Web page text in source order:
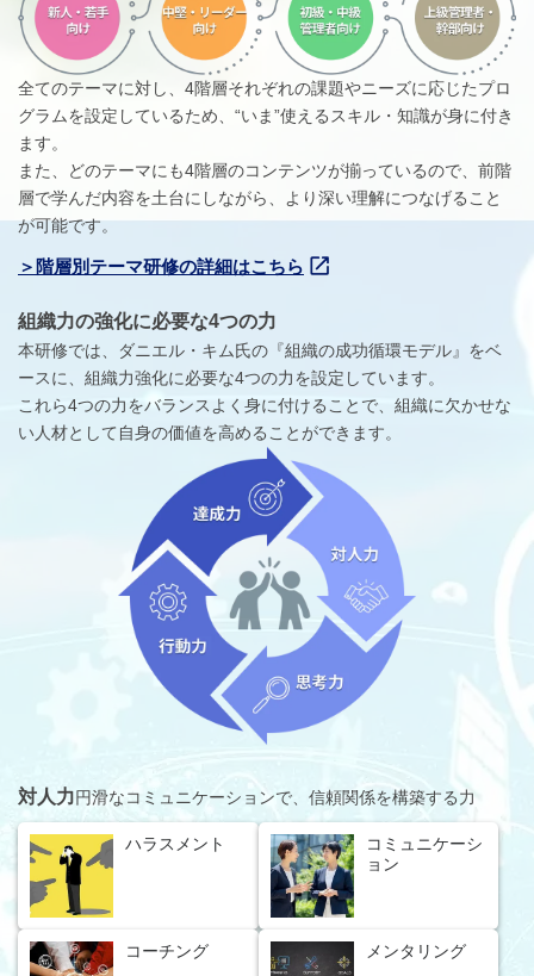
全てのテーマに対し、4階層それぞれの課題やニーズに応じたプロ
グラムを設定しているため、“いま”使えるスキル・知識が身に付き
ます。
また、どのテーマにも4階層のコンテンツが揃っているので、前階
層で学んだ内容を土台にしながら、より深い理解につなげること
が可能です。
階層別テーマ研修の詳細はこちら
組織力の強化に必要な4つの力
本研修では、ダニエル・キム氏の『組織の成功循環モデル』をベ
ースに、組織力強化に必要な4つの力を設定しています。
これら4つの力をバランスよく身に付けることで、組織に欠かせな
い人材として自身の価値を高めることができます。
対人力円滑なコミュニケーションで、信頼関係を構築する力
ハラスメント
コミュニケーシ
ョン
コーチング メンタリング